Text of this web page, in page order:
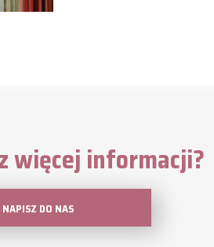
więcej informacji?
NAPISZ DO NAS